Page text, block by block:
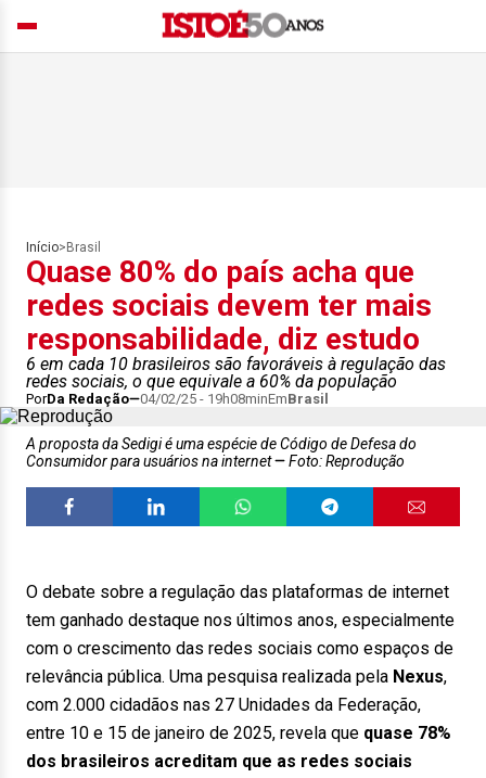
Início> Brasil
Quase 80% do país acha que
redes sociais devem ter mais
responsabilidade, diz estudo
6 em cada 10 brasileiros são favoráveis à regulação das
redes sociais, o que equivale a 60% da população
PorDa Redação 04/02/25 - 19h08minEmBrasil
A proposta da Sedigi é uma espécie de Código de Defesa do
Consumidor para usuários na internet
Foto: Reprodução
O debate sobre a regulação das plataformas de internet
tem ganhado destaque nos últimos anos, especialmente
com o crescimento das redes sociais como espaços de
relevância pública. Uma pesquisa realizada pela Nexus,
com 2.000 cidadãos nas 27 Unidades da Federação,
entre 10 e 15 de janeiro de 2025, revela que quase 78%
dos brasileiros acreditam que as redes sociais